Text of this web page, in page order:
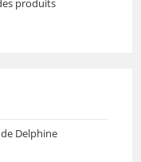
produits
Delphine